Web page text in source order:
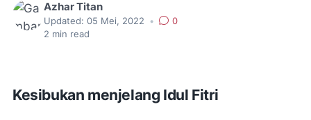
Azhar Titan
Updated: 05 Mei, 2022 •
0
2 min read
Kesibukan menjelang Idul Fitri